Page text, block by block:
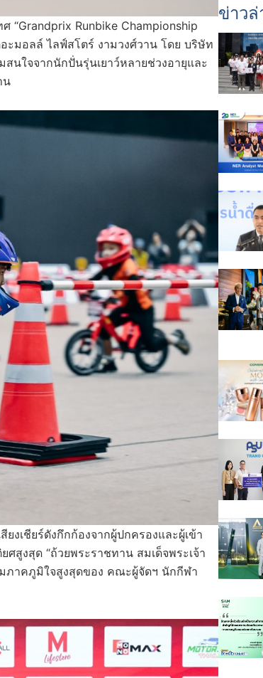
“Grandprix Runbike Championship
ะมอลล์ ไลฟ์สโตร์ งามวงศ์วาน โดย บริษัท
นใจจากนักปั่นรุ่นเยาว์หลายช่วงอายุและ
น
เชียร์ดังกึกก้องจากผู้ปกครองและผู้เข้า
สูงสุด “ถ้วยพระราชทาน สมเด็จพระเจ้า
าคภูมิใจสูงสุดของ คณะผู้จัดฯ นักกีฬา
ข่าว